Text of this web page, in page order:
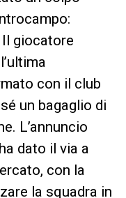
Il giocatore
con il club
un bagaglio di
L’annuncio
dato il via a
con la
la squadra in